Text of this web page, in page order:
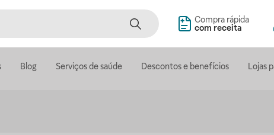
Compra rápida
com receita
Blog Serviços de saúde Descontos e benefícios Lojas